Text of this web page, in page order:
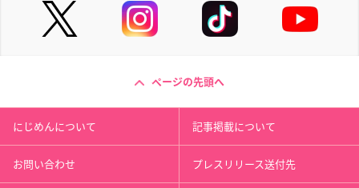
ページの先頭へ
にじめんについて 記事掲載について
お問い合わせ プレスリリース送付先